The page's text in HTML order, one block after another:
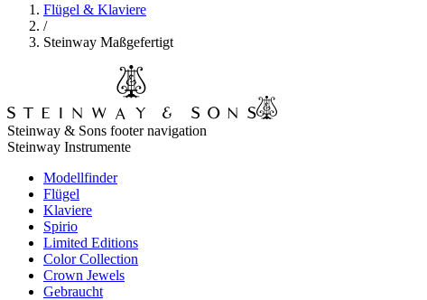
Flügel & Klaviere
/
Steinway Maßgefertigt
Steinway & Sons footer navigation
Steinway Instrumente
Modellfinder
Flügel
Klaviere
Spirio
Limited Editions
Color Collection
Crown Jewels
Gebraucht